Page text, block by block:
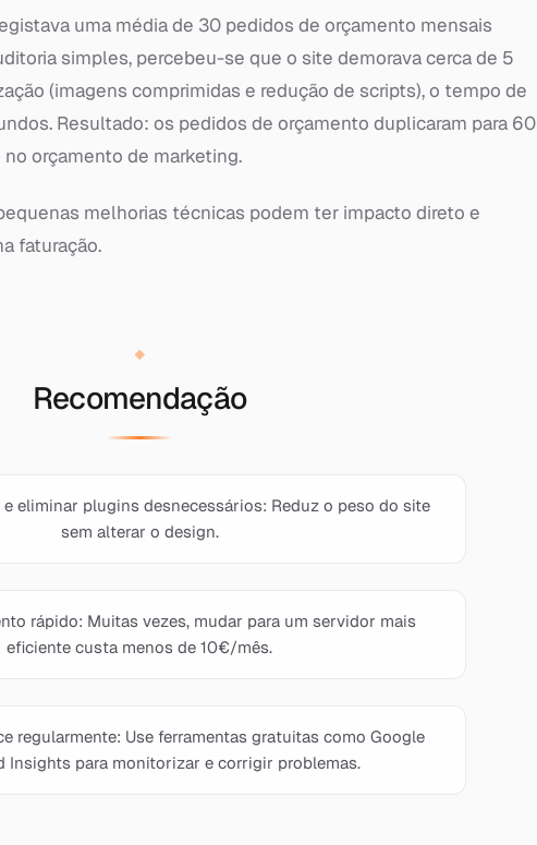
uma média de 30 pedidos de orçamento mensais
simples, percebeu-se que o site demorava cerca de 5
(imagens comprimidas e redução de scripts), o tempo de
Resultado: os pedidos de orçamento duplicaram para 60
orçamento de marketing.
melhorias técnicas podem ter impacto direto e
faturação.
Recomendação
eliminar plugins desnecessários: Reduz o peso do site
sem alterar o design.
rápido: Muitas vezes, mudar para um servidor mais
eficiente custa menos de 10€/mês.
regularmente: Use ferramentas gratuitas como Google
Insights para monitorizar e corrigir problemas.